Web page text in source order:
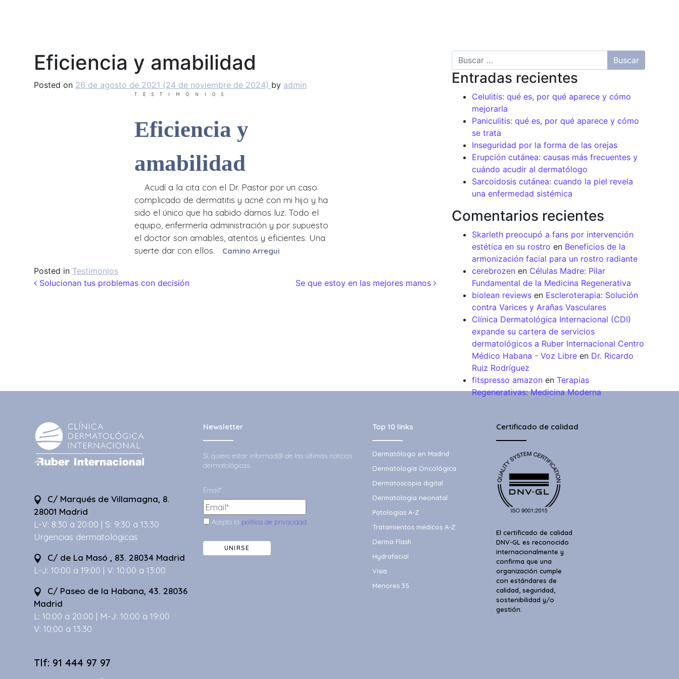
Eficiencia y amabilidad
Posted on 26 de agosto de 2021 (24 de noviembre de 2024) by admin
TESTIMONIOS
Eficiencia y
amabilidad
Acudí a la cita con el Dr. Pastor por un caso
complicado de dermatitis y acné con mi hijo y ha
sido el único que ha sabido darnos luz. Todo el
equipo, enfermería administración y por supuesto
el doctor son amables, atentos y eficientes. Una
suerte dar con ellos.
Camino Arregui
Posted in Testimonios
Post navigation
Solucionan tus problemas con decisión Se que estoy en las mejores manos
Buscar
Entradas recientes
Celulitis: qué es, por qué aparece y cómo
mejorarla
Paniculitis: qué es, por qué aparece y cómo
se trata
Inseguridad por la forma de las orejas
Erupción cutánea: causas más frecuentes y
cuándo acudir al dermatólogo
Sarcoidosis cutánea: cuando la piel revela
una enfermedad sistémica
Comentarios recientes
Skarleth preocupó a fans por intervención
estética en su rostro en Beneficios de la
armonización facial para un rostro radiante
cerebrozenen Células Madre: Pilar
Fundamental de la Medicina Regenerativa
biolean reviewsen Escleroterapia: Solución
contra Varices y Arañas Vasculares
Clínica Dermatológica Internacional (CDI)
expande su cartera de servicios
dermatológicos a Ruber Internacional Centro
Médico Habana - Voz Libreen Dr. Ricardo
Ruiz Rodríguez
fitspresso amazonen Terapias
Regenerativas: Medicina Moderna
C/ Marqués de Villamagna, 8.
28001 Madrid
L-V: 8:30 a 20:00 | S: 9:30 a 13:30
Urgencias dermatológicas
C/ de La Masó , 83. 28034 Madrid
L-J: 10:00 a 19:00 | V: 10:00 a 13:00
C/ Paseo de la Habana, 43. 28036
Madrid
L: 10:00 a 20:00 | M-J: 10:00 a 19:00
V: 10:00 a 13:30
Tlf: 91 444 97 97
Newsletter
Sí, quiero estar informad@ de las últimas noticias
dermatológicas.
Email*
Acepto la política de privacidad
UNIRSE
Top 10 links
Dermatólogo en Madrid
Dermatología Oncológica
Dermatoscopia digital
Dermatología neonatal
Patologías A-Z
Tratamientos médicos A-Z
Derma Flash
Hydrafacial
Visia
Menores 35
Certificado de calidad
El certificado de calidad
DNV-GL es reconocido
internacionalmente y
confirma que una
organización cumple
con estándares de
calidad, seguridad,
sostenibilidad y/o
gestión.